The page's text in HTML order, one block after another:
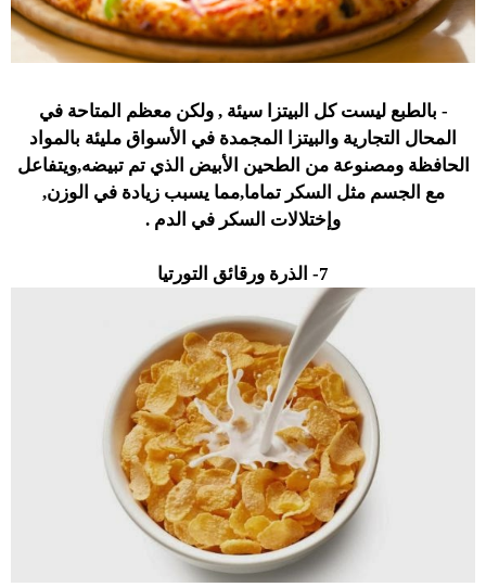
- بالطبع ليست كل البيتزا سيئة , ولكن معظم المتاحة في
المحال التجارية والبيتزا المجمدة في الأسواق مليئة بالمواد
الحافظة ومصنوعة من الطحين الأبيض الذي تم تبيضه,ويتفاعل
مع الجسم مثل السكر تماما,مما يسبب زيادة في الوزن,
وإختلالات السكر في الدم .
7- الذرة ورقائق التورتيا